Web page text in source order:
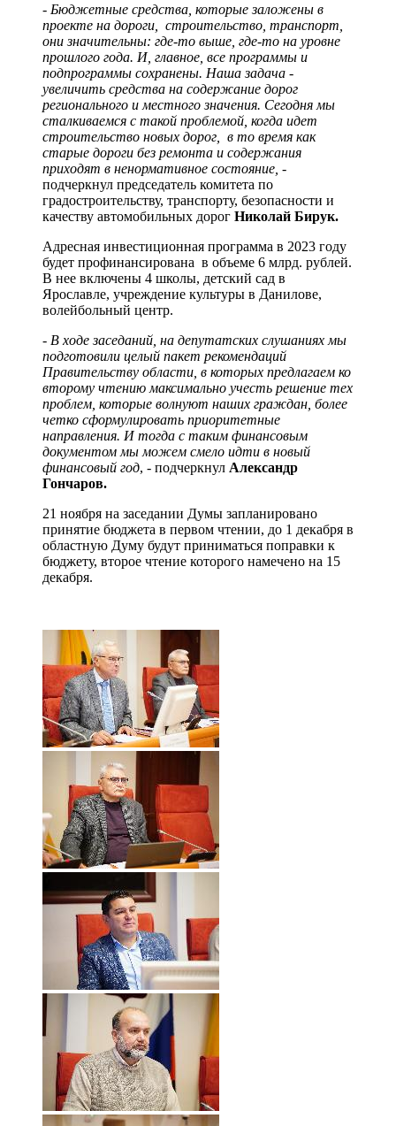
- Бюджетные средства, которые заложены в
проекте на дороги, строительство, транспорт,
они значительны: где-то выше, где-то на уровне
прошлого года. И, главное, все программы и
подпрограммы сохранены. Наша задача -
увеличить средства на содержание дорог
регионального и местного значения. Сегодня мы
сталкиваемся с такой проблемой, когда идет
строительство новых дорог, в то время как
старые дороги без ремонта и содержания
приходят в ненормативное состояние, -
подчеркнул председатель комитета по
градостроительству, транспорту, безопасности и
качеству автомобильных дорог Николай Бирук.
Адресная инвестиционная программа в 2023 году
будет профинансирована в объеме 6 млрд. рублей.
В нее включены 4 школы, детский сад в
Ярославле, учреждение культуры в Данилове,
волейбольный центр.
- В ходе заседаний, на депутатских слушаниях мы
подготовили целый пакет рекомендаций
Правительству области, в которых предлагаем ко
второму чтению максимально учесть решение тех
проблем, которые волнуют наших граждан, более
четко сформулировать приоритетные
направления. И тогда с таким финансовым
документом мы можем смело идти в новый
финансовый год, - подчеркнул Александр
Гончаров.
21 ноября на заседании Думы запланировано
принятие бюджета в первом чтении, до 1 декабря в
областную Думу будут приниматься поправки к
бюджету, второе чтение которого намечено на 15
декабря.